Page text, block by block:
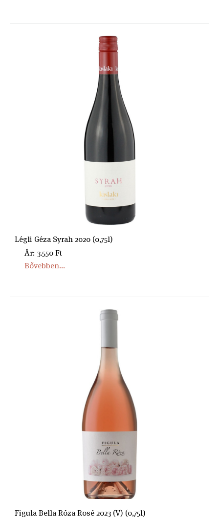
Légli Géza Syrah 2020 (0,75l)
Ár: 3.550 Ft
Bővebben...
Figula Bella Róza Rosé 2023 (V) (0,75l)